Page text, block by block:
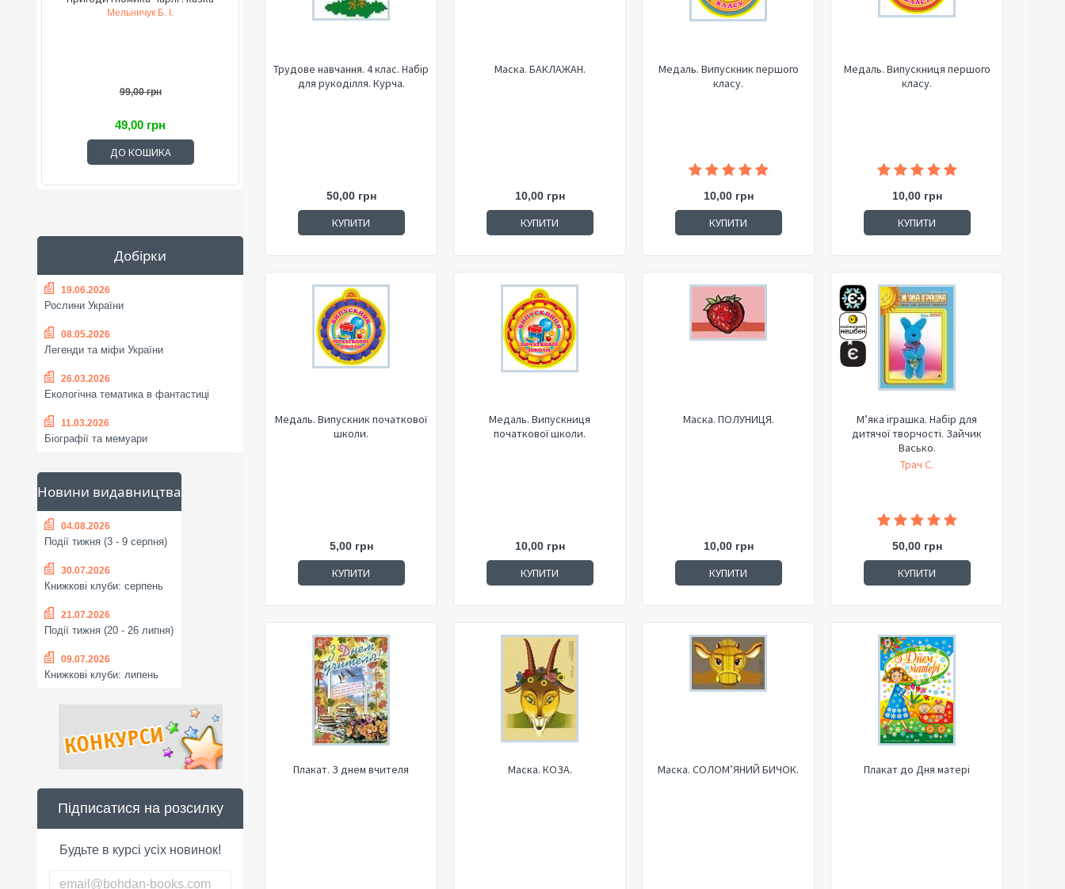
Мельничук Б. І.
99,00 грн
49,00 грн
ДО КОШИКА
Добірки
19.06.2026
Рослини України
08.05.2026
Легенди та міфи України
26.03.2026
Екологічна тематика в фантастиці
11.03.2026
Біографії та мемуари
Новини видавництва
04.08.2026
Події тижня (3 - 9 серпня)
30.07.2026
Книжкові клуби: серпень
21.07.2026
Події тижня (20 - 26 липня)
09.07.2026
Книжкові клуби: липень
Підписатися на розсилку
Будьте в курсі усіх новинок!
Трудове навчання. 4 клас. Набір
для рукоділля. Курча.
50,00 грн
КУПИТИ
Маска. БАКЛАЖАН.
10,00 грн
КУПИТИ
Медаль. Випускник першого
класу.
10,00 грн
КУПИТИ
Медаль. Випускниця першого
класу.
10,00 грн
КУПИТИ
Медаль. Випускник початкової
школи.
5,00 грн
КУПИТИ
Медаль. Випускниця
початкової школи.
10,00 грн
КУПИТИ
Маска. ПОЛУНИЦЯ.
10,00 грн
КУПИТИ
М’яка іграшка. Набір для
дитячої творчості. Зайчик
Васько.
Трач С.
50,00 грн
КУПИТИ
Плакат. З днем вчителя Маска. КОЗА. Маска. СОЛОМ’ЯНИЙ БИЧОК. Плакат до Дня матері